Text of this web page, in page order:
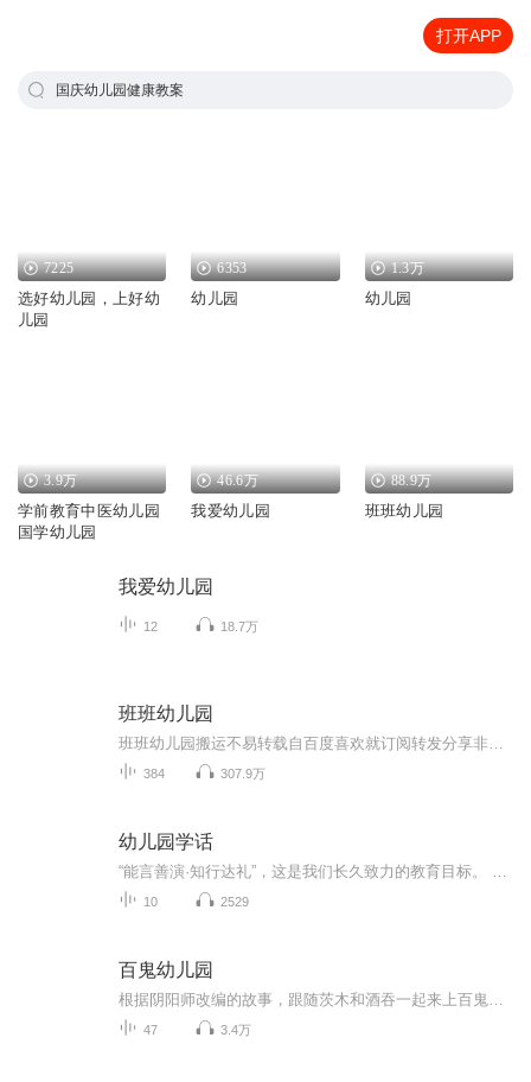
打开APP
国庆幼儿园健康教案
7225
选好幼儿园，上好幼
儿园
6353
幼儿园
1.3万
幼儿园
3.9万
学前教育中医幼儿园
国学幼儿园
46.6万
我爱幼儿园
88.9万
班班幼儿园
我爱幼儿园
12 18.7万
班班幼儿园
384 307.9万
幼儿园学话
10 2529
百鬼幼儿园
47 3.4万